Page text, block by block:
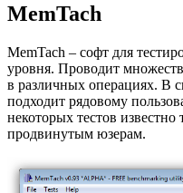
MemTach
MemTach – софт для
уровня. Проводит
в различных операциях. В
подходит рядовому
некоторых тестов
продвинутым юзерам.